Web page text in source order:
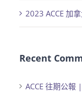
2023 ACCE 加
Recent
ACCE 往期公報